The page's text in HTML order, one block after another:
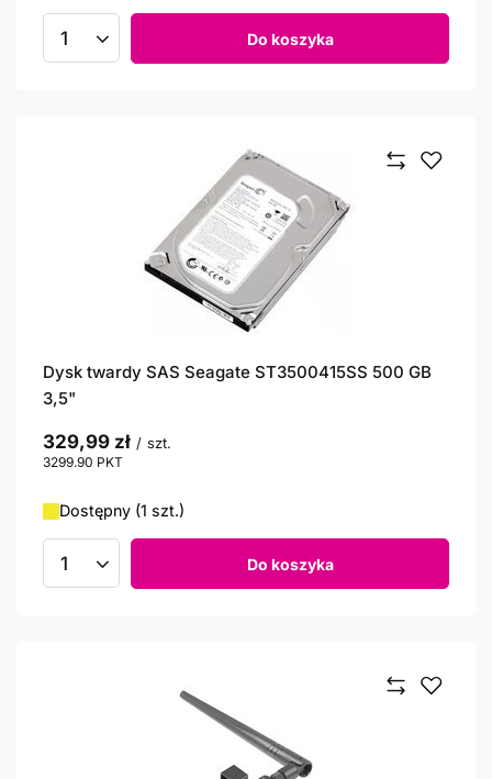
Ilość produktów Do koszyka
Dysk twardy SAS Seagate ST3500415SS 500 GB
3,5"
329,99 zł / szt.
3299.90 PKT
Dostępny (1 szt.)
Ilość produktów Do koszyka